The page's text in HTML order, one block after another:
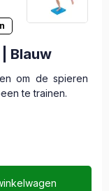
Blauw
om de spieren
te trainen.